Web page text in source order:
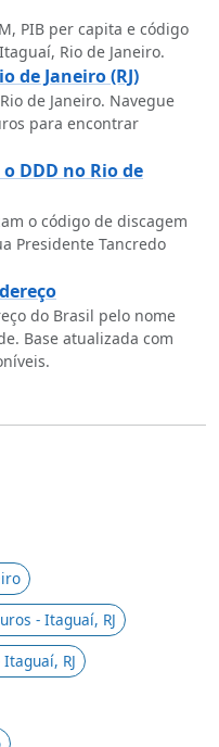
PIB per capita e código
Rio de Janeiro.
de Janeiro (RJ)
de Janeiro. Navegue
para encontrar
DDD no Rio de
o código de discagem
Presidente Tancredo
do Brasil pelo nome
Base atualizada com
- Itaguaí, RJ
Itaguaí, RJ